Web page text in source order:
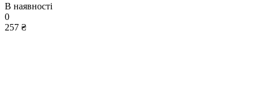
В наявності
0
257 ₴